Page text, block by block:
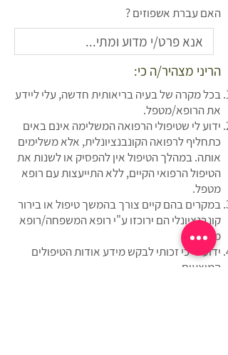
האם עברת אשפוזים ?
הריני מצהיר/ה כי:
בכל מקרה של בעיה בריאותית חדשה, עלי ליידע
את הרופא/מטפל.
ידוע לי שטיפולי הרפואה המשלימה אינם באים
כתחליף לרפואה הקונבנציונלית, אלא משלימים
אותה. במהלך הטיפול אין להפסיק או לשנות את
הטיפול הרפואי הקיים, ללא התייעצות עם רופא
מטפל.
במקרים בהם קיים צורך בהמשך טיפול או בירור
קונבנציונלי הם ירוכזו ע"י רופא המשפחה/רופא
מטפל.
ידוע לי כי זכותי לבקש מידע אודות הטיפולים
המוצעים.